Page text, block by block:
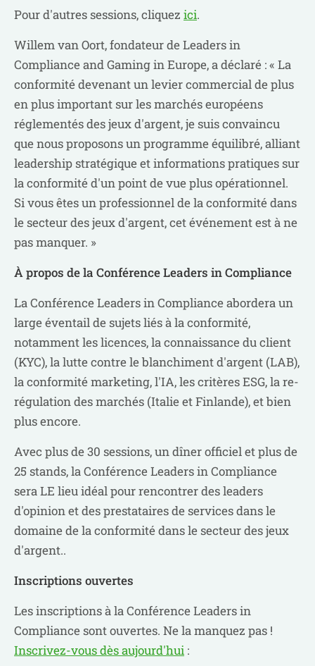
Pour d'autres sessions, cliquez ici.
Willem van Oort, fondateur de Leaders in
Compliance and Gaming in Europe, a déclaré : « La
conformité devenant un levier commercial de plus
en plus important sur les marchés européens
réglementés des jeux d'argent, je suis convaincu
que nous proposons un programme équilibré, alliant
leadership stratégique et informations pratiques sur
la conformité d'un point de vue plus opérationnel.
Si vous êtes un professionnel de la conformité dans
le secteur des jeux d'argent, cet événement est à ne
pas manquer. »
À propos de la Conférence Leaders in Compliance
La Conférence Leaders in Compliance abordera un
large éventail de sujets liés à la conformité,
notamment les licences, la connaissance du client
(KYC), la lutte contre le blanchiment d'argent (LAB),
la conformité marketing, l'IA, les critères ESG, la re-
régulation des marchés (Italie et Finlande), et bien
plus encore.
Avec plus de 30 sessions, un dîner officiel et plus de
25 stands, la Conférence Leaders in Compliance
sera LE lieu idéal pour rencontrer des leaders
d'opinion et des prestataires de services dans le
domaine de la conformité dans le secteur des jeux
d'argent..
Inscriptions ouvertes
Les inscriptions à la Conférence Leaders in
Compliance sont ouvertes. Ne la manquez pas !
Inscrivez-vous dès aujourd'hui :